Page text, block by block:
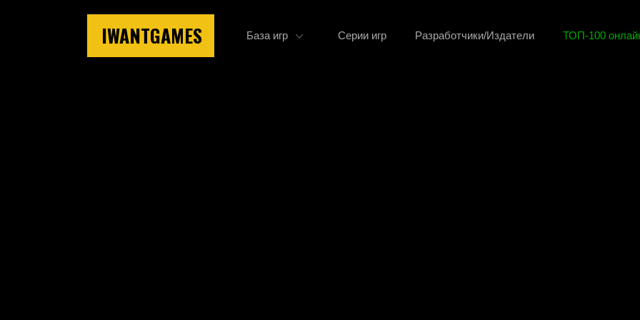
IWANTGAMES База игр Серии игр Разработчики/Издатели ТОП-100